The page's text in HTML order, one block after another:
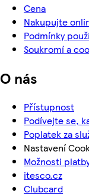
Cena
Nakupujte
Podmínky
Soukromí a
O nás
Přístupnost
Podívejte se,
Poplatek za
Nastavení
Možnosti
itesco.cz
Clubcard